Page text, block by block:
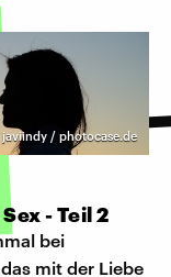
javiindy / photocase.de
- Teil 2
bei
mit der Liebe